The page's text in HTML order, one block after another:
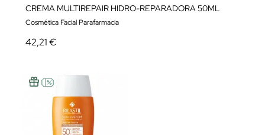
CREMA MULTIREPAIR HIDRO-REPARADORA 50ML
Cosmética Facial Parafarmacia
42,21 €